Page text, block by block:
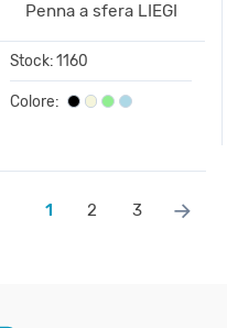
Penna a sfera LIEGI
Stock: 1160
Colore:
1 2 3 →